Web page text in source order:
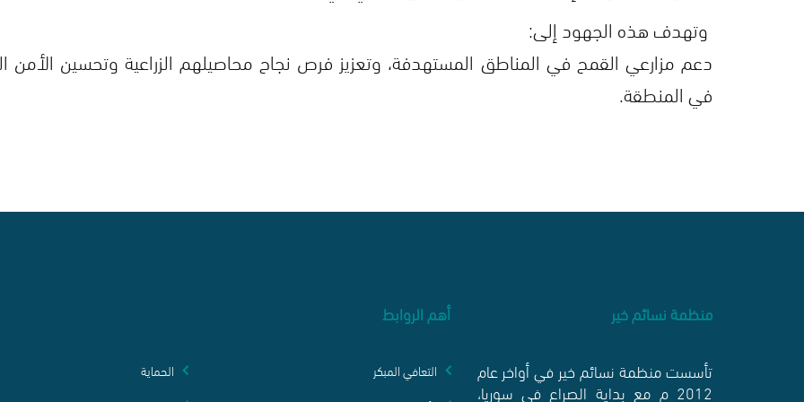
وتهدف هذه الجهود إلى:
دعم مزارعي القمح في المناطق المستهدفة، وتعزيز فرص نجاح محاصيلهم الزراعية وتحسين الأمن
في المنطقة.
منظمة نسائم خير
تأسست منظمة نسائم خير في أواخر عام
2012 م مع بداية الصراع في سوريا،
أهم الروابط
التعافي المبكر
الحماية